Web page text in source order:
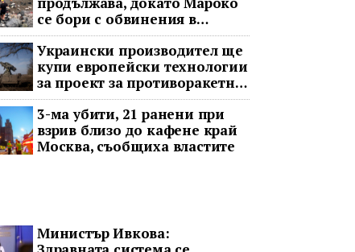
се бори с обвинения в
чужбина и с гнева у дома
Украински производител ще
купи европейски технологии
за проект за противоракетна
отбрана
3-ма убити, 21 ранени при
взрив близо до кафене край
Москва, съобщиха властите
Министър Ивкова: